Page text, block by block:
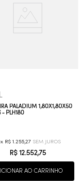
PALADIUM 1,80X1,80X50
- PLH180
R$ 1.255,27
R$ 12.552,75
AO CARRINHO